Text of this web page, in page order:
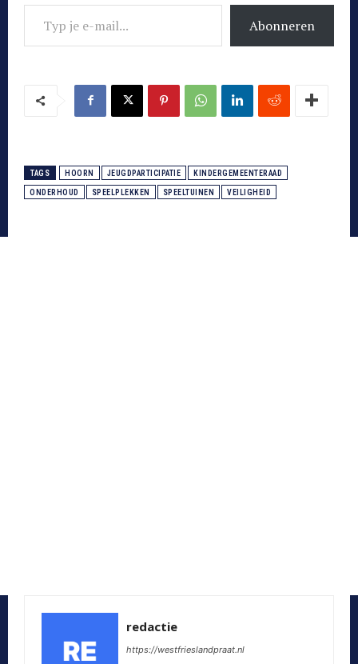
Typ je e-mail...
Abonneren
TAGS HOORN JEUGDPARTICIPATIE KINDERGEMEENTERAAD
ONDERHOUD SPEELPLEKKEN SPEELTUINEN VEILIGHEID
redactie
https://westfrieslandpraat.nl